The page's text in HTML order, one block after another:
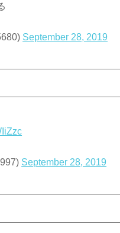
September 28, 2019
September 28, 2019